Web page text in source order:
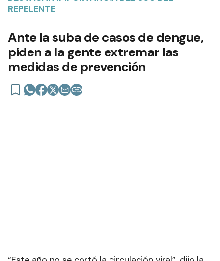
REPELENTE
Ante la suba de casos de dengue,
piden a la gente extremar las
medidas de prevención